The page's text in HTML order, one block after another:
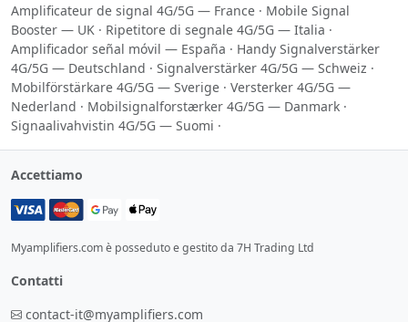
Amplificateur de signal 4G/5G — France · Mobile Signal
Booster — UK · Ripetitore di segnale 4G/5G — Italia ·
Amplificador señal móvil — España · Handy Signalverstärker
4G/5G — Deutschland · Signalverstärker 4G/5G — Schweiz ·
Mobilförstärkare 4G/5G — Sverige · Versterker 4G/5G —
Nederland · Mobilsignalforstærker 4G/5G — Danmark ·
Signaalivahvistin 4G/5G — Suomi ·
Accettiamo
Myamplifiers.com è posseduto e gestito da 7H Trading Ltd
Contatti
contact-it@myamplifiers.com